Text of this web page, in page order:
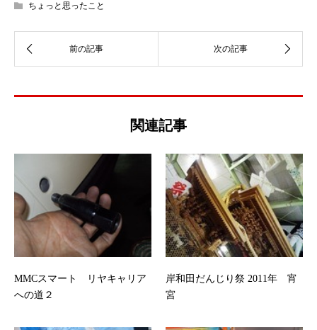
ちょっと思ったこと
関連記事
MMCスマート リヤキャリア
への道２
岸和田だんじり祭 2011年 宵
宮